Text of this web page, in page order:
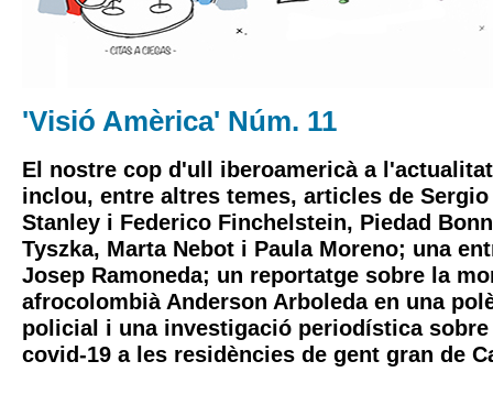
'Visió Amèrica' Núm. 11
El nostre cop d'ull iberoamericà a
inclou, entre altres temes, articles de
Stanley i Federico Finchelstein, Piedad
Tyszka, Marta Nebot i Paula Moreno; una
Josep Ramoneda; un reportatge sobre la
afrocolombià Anderson Arboleda en una
policial i una investigació periodística
covid-19 a les residències de gent gran de